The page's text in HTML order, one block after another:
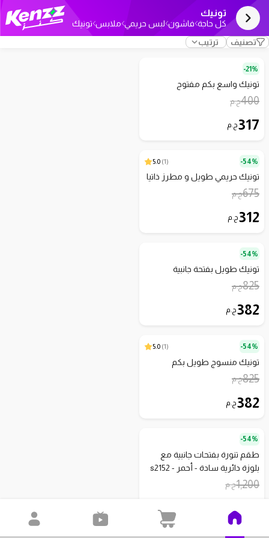
تونيك
كل حاجة فاشون لبس حريمي ملابس تونيك
تصنيف
ترتيب
21%-
تونيك واسع بكم مفتوح
400ج.م
317ج.م
54%-
(
1
)
5.0
تونيك حريمي طويل و مطرز ذاتيا
675ج.م
312ج.م
54%-
تونيك طويل بفتحة جانبية
825ج.م
382ج.م
54%-
(
1
)
5.0
تونيك منسوج طويل بكم
825ج.م
382ج.م
54%-
طقم تنورة بفتحات جانبية مع
بلوزة دائرية سادة - أحمر - s2152
1,200ج.م
554ج.م